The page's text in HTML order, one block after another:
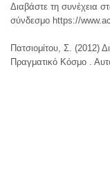
Διαβάστε τη συνέχεια
σύνδεσμο https://
Πατσιομίτου, Σ. (2012)
Πραγματικό Κόσμο .